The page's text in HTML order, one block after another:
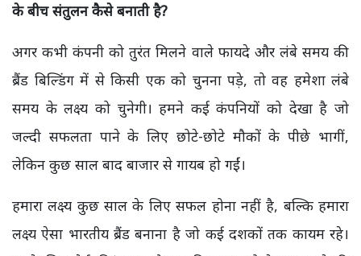
के बीच संतुलन कैसे बनाती है?
अगर कभी कंपनी को तुरंत मिलने वाले फायदे और लंबे समय की
ब्रैंड बिल्डिंग में से किसी एक को चुनना पड़े, तो वह हमेशा लंबे
समय के लक्ष्य को चुनेगी। हमने कई कंपनियों को देखा है जो
जल्दी सफलता पाने के लिए छोटे-छोटे मौकों के पीछे भागीं,
लेकिन कुछ साल बाद बाजार से गायब हो गईं।
हमारा लक्ष्य कुछ साल के लिए सफल होना नहीं है, बल्कि हमारा
लक्ष्य ऐसा भारतीय ब्रैंड बनाना है जो कई दशकों तक कायम रहे।